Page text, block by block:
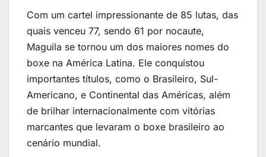
Com um cartel impressionante de 85 lutas, das
quais venceu 77, sendo 61 por nocaute,
Maguila se tornou um dos maiores nomes do
boxe na América Latina. Ele conquistou
importantes títulos, como o Brasileiro, Sul-
Americano, e Continental das Américas, além
de brilhar internacionalmente com vitórias
marcantes que levaram o boxe brasileiro ao
cenário mundial.